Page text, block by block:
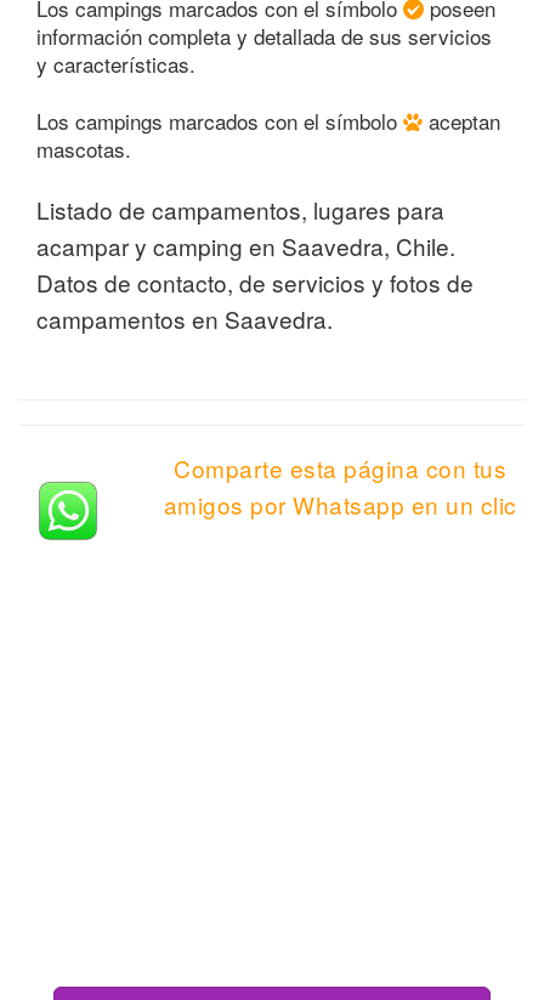
Los campings marcados con el símbolo
poseen
información completa y detallada de sus servicios
y características.
Los campings marcados con el símbolo
aceptan
mascotas.
Listado de campamentos, lugares para
acampar y camping en Saavedra, Chile.
Datos de contacto, de servicios y fotos de
campamentos en Saavedra.
Comparte esta página con tus
amigos por Whatsapp en un clic